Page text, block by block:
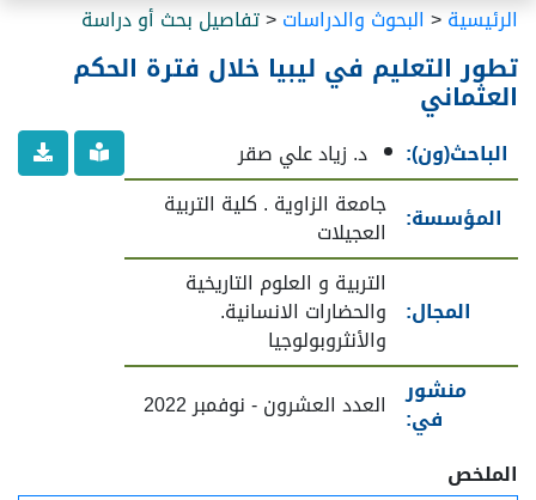
الرئيسية< البحوث والدراسات<تفاصيل بحث أو دراسة
تطور التعليم في ليبيا خلال فترة الحكم
العثماني
الباحث(ون):
د. زياد علي صقر
المؤسسة: جامعة الزاوية . كلية التربية
العجيلات
المجال:
التربية و العلوم التاريخية
والحضارات الانسانية.
والأنثروبولوجيا
منشور
في:
العدد العشرون - نوفمبر 2022
الملخص